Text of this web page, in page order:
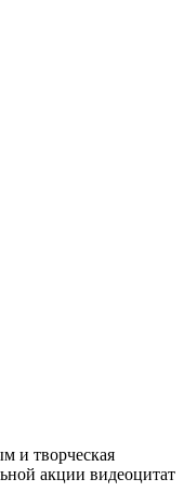
и творческая
акции видеоцитат